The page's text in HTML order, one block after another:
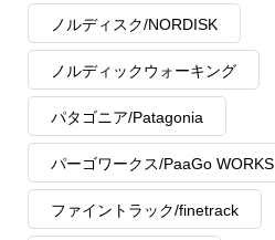
ノルディスク/NORDISK
ノルディックウォーキング
パタゴニア/Patagonia
パーゴワークス/PaaGo WORKS
ファイントラック/finetrack